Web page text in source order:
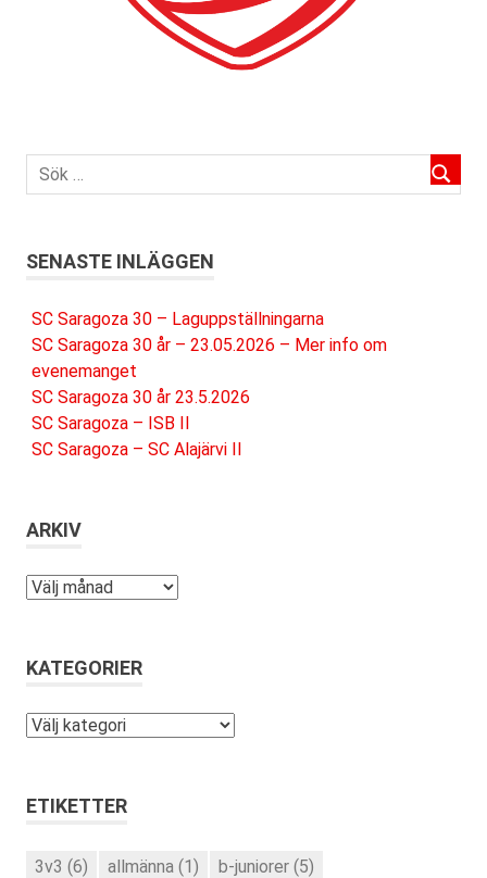
SENASTE INLÄGGEN
SC Saragoza 30 – Laguppställningarna
SC Saragoza 30 år – 23.05.2026 – Mer info om
evenemanget
SC Saragoza 30 år 23.5.2026
SC Saragoza – ISB II
SC Saragoza – SC Alajärvi II
ARKIV
Arkiv
KATEGORIER
Kategorier
ETIKETTER
3v3 (6) allmänna (1) b-juniorer (5)